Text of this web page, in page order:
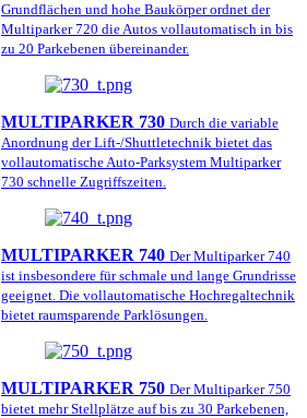
Grundflächen und hohe Baukörper ordnet der
Multiparker 720 die Autos vollautomatisch in bis
zu 20 Parkebenen übereinander.
MULTIPARKER 730 Durch die variable
Anordnung der Lift-/Shuttletechnik bietet das
vollautomatische Auto-Parksystem Multiparker
730 schnelle Zugriffszeiten.
MULTIPARKER 740 Der Multiparker 740
ist insbesondere für schmale und lange Grundrisse
geeignet. Die vollautomatische Hochregaltechnik
bietet raumsparende Parklösungen.
MULTIPARKER 750 Der Multiparker 750
bietet mehr Stellplätze auf bis zu 30 Parkebenen,